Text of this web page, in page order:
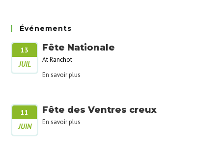
Événements
13
JUIL
Fête Nationale
At Ranchot
En savoir plus
11
JUIN
Fête des Ventres creux
En savoir plus